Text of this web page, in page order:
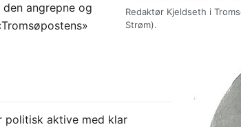
Redaktør Kjeldseth i
Strøm).
angrepne og
politisk aktive med klar